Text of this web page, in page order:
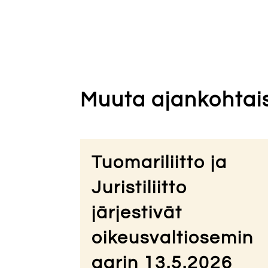
Muuta
Tuomariliitto ja
Juristiliitto
järjestivät
oikeusvaltiosemin
aarin 13.5.2026